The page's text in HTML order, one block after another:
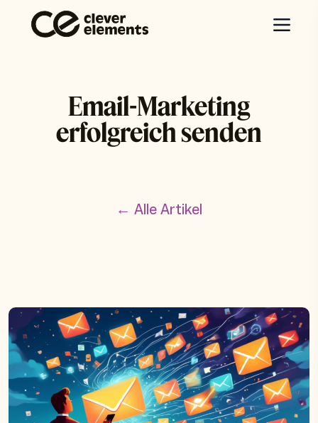
Email-Marketing
erfolgreich senden
← Alle Artikel